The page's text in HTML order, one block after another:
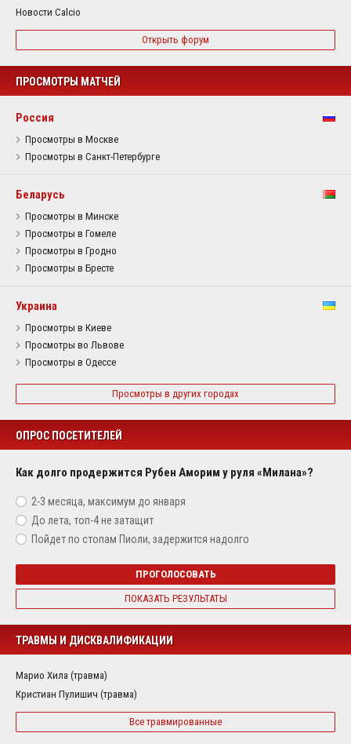
Новости Calcio
Открыть форум
ПРОСМОТРЫ МАТЧЕЙ
Россия
Просмотры в Москве
Просмотры в Санкт-Петербурге
Беларусь
Просмотры в Минске
Просмотры в Гомеле
Просмотры в Гродно
Просмотры в Бресте
Украина
Просмотры в Киеве
Просмотры во Львове
Просмотры в Одессе
Просмотры в других городах
ОПРОС ПОСЕТИТЕЛЕЙ
Как долго продержится Рубен Аморим у руля «Милана»?
2-3 месяца, максимум до января
До лета, топ-4 не затащит
Пойдет по стопам Пиоли, задержится надолго
ПРОГОЛОСОВАТЬ
ПОКАЗАТЬ РЕЗУЛЬТАТЫ
ТРАВМЫ И ДИСКВАЛИФИКАЦИИ
Марио Хила (травма)
Кристиан Пулишич (травма)
Все травмированные